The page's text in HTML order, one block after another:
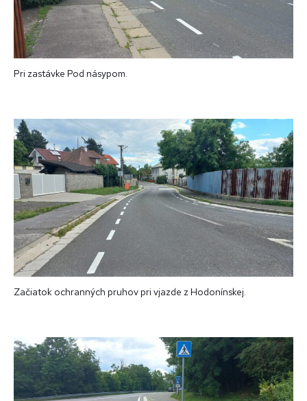
Pri zastávke Pod násypom.
Začiatok ochranných pruhov pri vjazde z Hodonínskej.